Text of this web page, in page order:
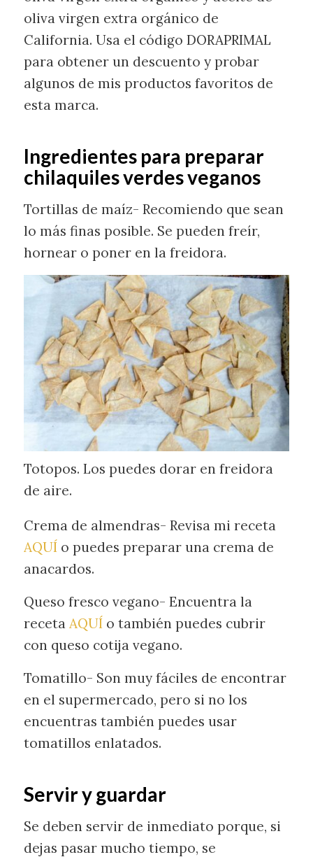
oliva virgen extra orgánico de
California. Usa el código DORAPRIMAL
para obtener un descuento y probar
algunos de mis productos favoritos de
esta marca.
Ingredientes para preparar
chilaquilesverdes veganos
Tortillas de maíz- Recomiendo que sean
lo más finas posible. Se pueden freír,
hornear o poner en la freidora.
Totopos. Los puedes dorar en freidora
de aire.
Crema de almendras- Revisa mi receta
AQUÍo puedes preparar una crema de
anacardos.
Queso fresco vegano- Encuentra la
receta AQUÍo también puedes cubrir
con queso cotija vegano.
Tomatillo- Son muy fáciles de encontrar
en el supermercado, pero si no los
encuentras también puedes usar
tomatillos enlatados.
Servir y guardar
Se deben servir de inmediato porque, si
dejas pasar mucho tiempo, se